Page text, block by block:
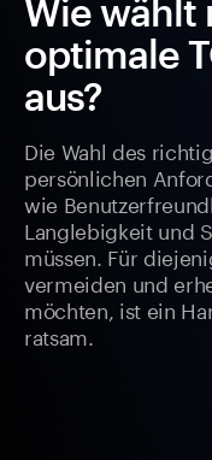
Wie wählt
optimale
aus?
Die Wahl des
persönlichen
wie
Langlebigkeit und
müssen. Für
vermeiden und
möchten, ist ein
ratsam.